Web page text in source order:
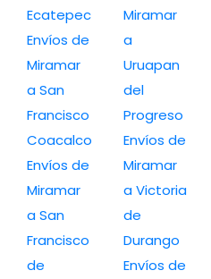
Ecatepec
Envíos de
Miramar
a San
Francisco
Coacalco
Envíos de
Miramar
a San
Francisco
de
Miramar
a
Uruapan
del
Progreso
Envíos de
Miramar
a Victoria
de
Durango
Envíos de